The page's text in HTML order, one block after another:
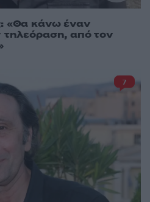
«Θα κάνω έναν
τηλεόραση, από τον
7